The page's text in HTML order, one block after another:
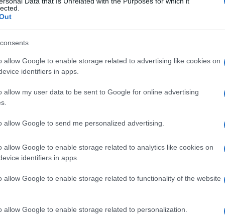
allow Google to enable storage related to advertising like cookies on
identifiers in apps.
allow my user data to be sent to Google for online advertising
allow Google to send me personalized advertising.
allow Google to enable storage related to analytics like cookies on
identifiers in apps.
allow Google to enable storage related to functionality of the website
allow Google to enable storage related to personalization.
il passo consistente della
pole stagionale nel conteggio delle
nel momento decisivo. Al tempo
interrompe il suo Q3 e lo condanna a una
le prospettive di gara per la
marginalmente davanti ad
compromesso tra velocità e controllo,
la sua terza pole della stagione. La
in tutti i settori: nel complesso la